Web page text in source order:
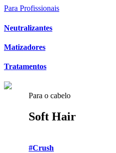
Para Profissionais
Neutralizantes
Matizadores
Tratamentos
Para o cabelo
Soft Hair
#Crush